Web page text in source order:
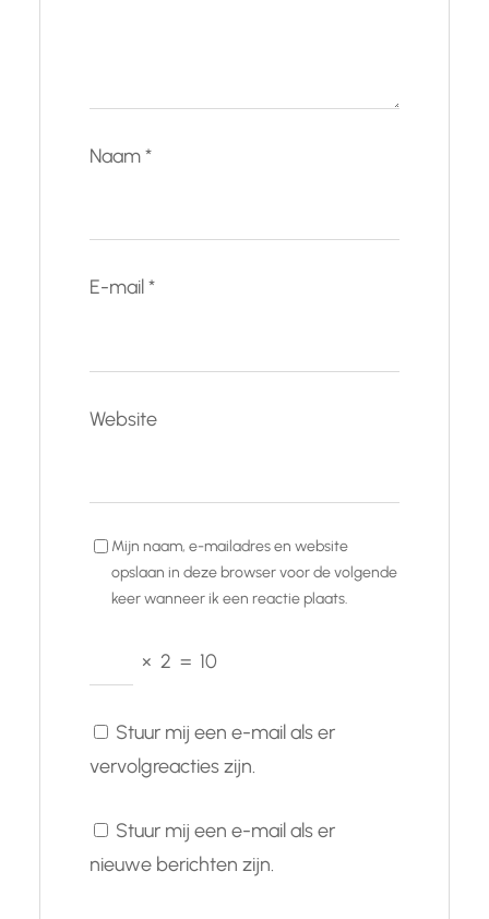
Naam*
E-mail*
Website
Mijn naam, e-mailadres en website
opslaan in deze browser voor de volgende
keer wanneer ik een reactie plaats.
× 2 = 10
Stuur mij een e-mail als er
vervolgreacties zijn.
Stuur mij een e-mail als er
nieuwe berichten zijn.